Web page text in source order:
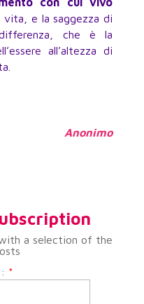
e la saggezza di
che è la
all’altezza di
Anonimo
a selection of the
*